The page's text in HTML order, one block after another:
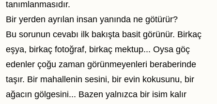
tanımlanmasıdır.
Bir yerden ayrılan insan yanında ne götürür?
Bu sorunun cevabı ilk bakışta basit görünür. Birkaç
eşya, birkaç fotoğraf, birkaç mektup... Oysa göç
edenler çoğu zaman görünmeyenleri beraberinde
taşır. Bir mahallenin sesini, bir evin kokusunu, bir
ağacın gölgesini... Bazen yalnızca bir isim kalır